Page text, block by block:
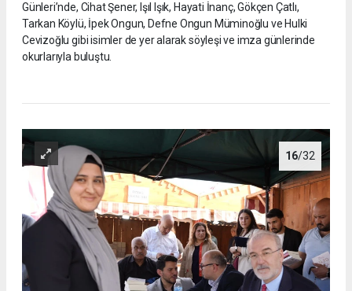
Günleri’nde, Cihat Şener, Işıl Işık, Hayati İnanç, Gökçen Çatlı,
Tarkan Köylü, İpek Ongun, Defne Ongun Müminoğlu ve Hulki
Cevizoğlu gibi isimler de yer alarak söyleşi ve imza günlerinde
okurlarıyla buluştu.
16/32